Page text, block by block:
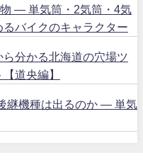
― 単気筒・2気筒・4気
バイクのキャラクター
分かる北海道の穴場ツ
道央編】
継機種は出るのか ― 単気